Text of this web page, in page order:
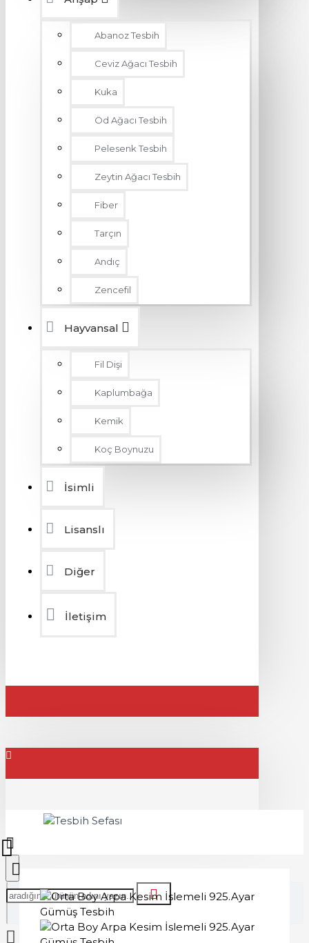
Abanoz Tesbih
Ceviz Ağacı Tesbih
Kuka
Öd Ağacı Tesbih
Pelesenk Tesbih
Zeytin Ağacı Tesbih
Fiber
Tarçın
Andıç
Zencefil
Hayvansal
Fil Dişi
Kaplumbağa
Kemik
Koç Boynuzu
İsimli
Lisanslı
Diğer
İletişim